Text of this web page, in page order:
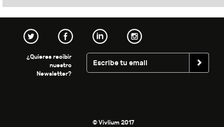
¿Quieres recibir
nuestro
Newsletter?
© Vivlium 2017